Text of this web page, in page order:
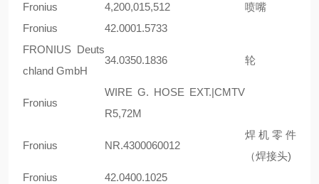
Fronius
4,200,015,512
喷嘴
Fronius
42.0001.5733
FRONIUS Deuts
chland GmbH
34.0350.1836 轮
Fronius
WIRE G. HOSE EXT.|CMTV
R5,72M
Fronius NR.4300060012
焊机零件
（焊接头)
Fronius
42.0400.1025